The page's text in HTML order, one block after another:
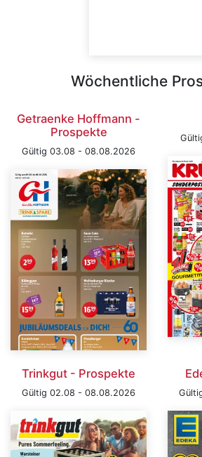
Wöchentliche
Getraenke Hoffmann -
Prospekte
Gültig 03.08 - 08.08.2026
Trinkgut - Prospekte
Gültig 02.08 - 08.08.2026